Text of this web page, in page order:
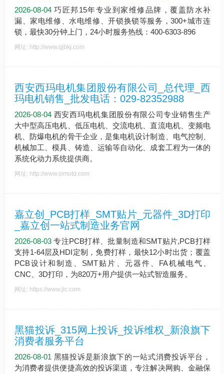
2026-08-04 巧匠邦15年专业到家维修品牌，覆盖防水补
漏、家电维修、水电维修、开锁换锁等服务，300+城市连
锁，最快30分钟上门，24小时服务热线：400-6303-896
网址: http://www.qjbkj.com
西安西玛电机集团股份有限公司_总代理_西
玛电机销售_批发电话：029-82352988
2026-08-04 西安西玛电机集团股份有限公司专业销售生产
大中型高压电机、低压电机、交流电机、直流电机、变频电
机、防爆电机的骨干企业，是集电机设计制造、电气控制、
机械加工、模具、铸造、运输等自动化、成套工程为一体的
系统化动力系统提供商。
网址: http://www.simotd.com
嘉立创_PCB打样_SMT贴片_元器件_3D打印
_嘉立创一站式制造业务官网
2026-08-03 专注PCB打样、批量制造和SMT贴片,PCB打样
支持1-64层及HDI定制，免费打样，最快12小时出货；覆盖
PCB设计和制造、SMT贴片、元器件、FA机械电气、
CNC、3D打印，为820万+用户提供一站式智造服务。
网址: https://www.jlc.com
黑猫投诉_315网上投诉_投诉维权_新浪旗下
消费者服务平台
2026-08-01 黑猫投诉是新浪旗下的一站式消费投诉平台，
为消费者提供便捷高效的投诉渠道，专注解决网购、金融保